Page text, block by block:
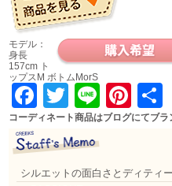
モデル：
身長
157cm ト
ップスM ボトムMorS
Facebook
Twitter
Line
コーディネート商品はブログにてブラ
シルエットの面白さとディティ